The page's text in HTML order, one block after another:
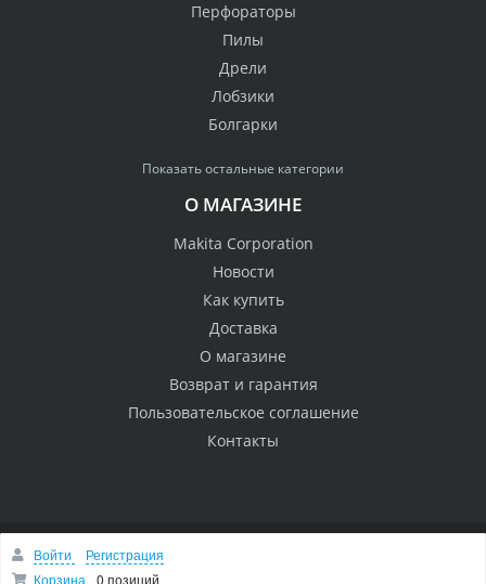
Перфораторы
Пилы
Дрели
Лобзики
Болгарки
Показать остальные категории
О МАГАЗИНЕ
Makita Corporation
Новости
Как купить
Доставка
О магазине
Возврат и гарантия
Пользовательское соглашение
Контакты
© 2005 Сервисный центр Макита
Войти
Регистрация
Корзина
0 позиций